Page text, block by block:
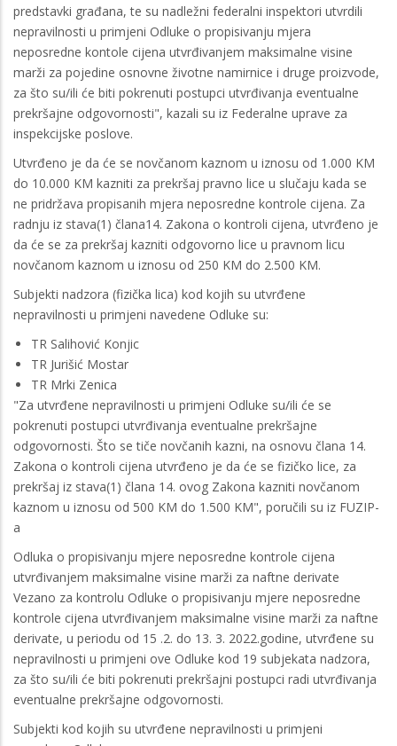
predstavki građana, te su nadležni federalni inspektori utvrdili
nepravilnosti u primjeni Odluke o propisivanju mjera
neposredne kontole cijena utvrđivanjem maksimalne visine
marži za pojedine osnovne životne namirnice i druge proizvode,
za što su/ili će biti pokrenuti postupci utvrđivanja eventualne
prekršajne odgovornosti", kazali su iz Federalne uprave za
inspekcijske poslove.
Utvrđeno je da će se novčanom kaznom u iznosu od 1.000 KM
do 10.000 KM kazniti za prekršaj pravno lice u slučaju kada se
ne pridržava propisanih mjera neposredne kontrole cijena. Za
radnju iz stava(1) člana14. Zakona o kontroli cijena, utvrđeno je
da će se za prekršaj kazniti odgovorno lice u pravnom licu
novčanom kaznom u iznosu od 250 KM do 2.500 KM.
Subjekti nadzora (fizička lica) kod kojih su utvrđene
nepravilnosti u primjeni navedene Odluke su:
TR Salihović Konjic
TR Jurišić Mostar
TR Mrki Zenica
"Za utvrđene nepravilnosti u primjeni Odluke su/ili će se
pokrenuti postupci utvrđivanja eventualne prekršajne
odgovornosti. Što se tiče novčanih kazni, na osnovu člana 14.
Zakona o kontroli cijena utvrđeno je da će se fizičko lice, za
prekršaj iz stava(1) člana 14. ovog Zakona kazniti novčanom
kaznom u iznosu od 500 KM do 1.500 KM", poručili su iz FUZIP-
a
Odluka o propisivanju mjere neposredne kontrole cijena
utvrđivanjem maksimalne visine marži za naftne derivate
Vezano za kontrolu Odluke o propisivanju mjere neposredne
kontrole cijena utvrđivanjem maksimalne visine marži za naftne
derivate, u periodu od 15 .2. do 13. 3. 2022.godine, utvrđene su
nepravilnosti u primjeni ove Odluke kod 19 subjekata nadzora,
za što su/ili će biti pokrenuti prekršajni postupci radi utvrđivanja
eventualne prekršajne odgovornosti.
Subjekti kod kojih su utvrđene nepravilnosti u primjeni